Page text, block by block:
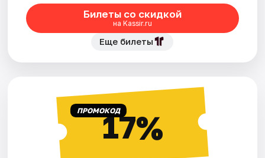
Билеты со скидкой
на Kassir.ru
Еще билеты
ПРОМОКОД17%